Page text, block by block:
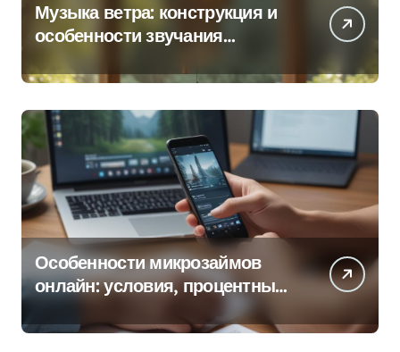
Музыка ветра: конструкция и
особенности звучания
Особенности микрозаймов
онлайн: условия, процентные
ставки и порядок оформления